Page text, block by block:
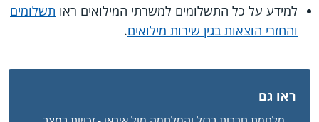
למידע על כל התשלומים למשרתי המילואים ראו תשלומים
והחזרי הוצאות בגין שירות מילואים.
ראו גם